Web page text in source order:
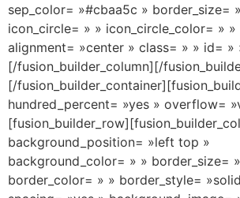
sep_color= »#cbaa5c » border_size=
icon_circle= » » icon_circle_color= »
alignment= »center » class= » » id= »
[/fusion_builder_column][/
[/
hundred_percent= »yes » overflow=
background_position= »left top »
background_color= » » border_size=
border_color= » » border_style=